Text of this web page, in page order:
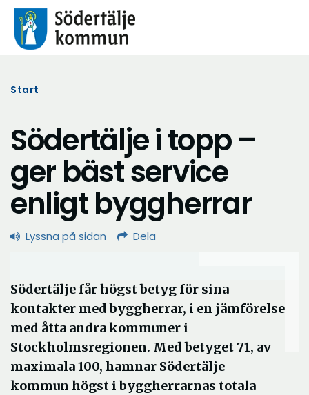
Start
Södertälje i topp –
ger bäst service
enligt byggherrar
Lyssna på sidan Dela
Södertälje får högst betyg för sina
kontakter med byggherrar, i en jämförelse
med åtta andra kommuner i
Stockholmsregionen. Med betyget 71, av
maximala 100, hamnar Södertälje
kommun högst i byggherrarnas totala